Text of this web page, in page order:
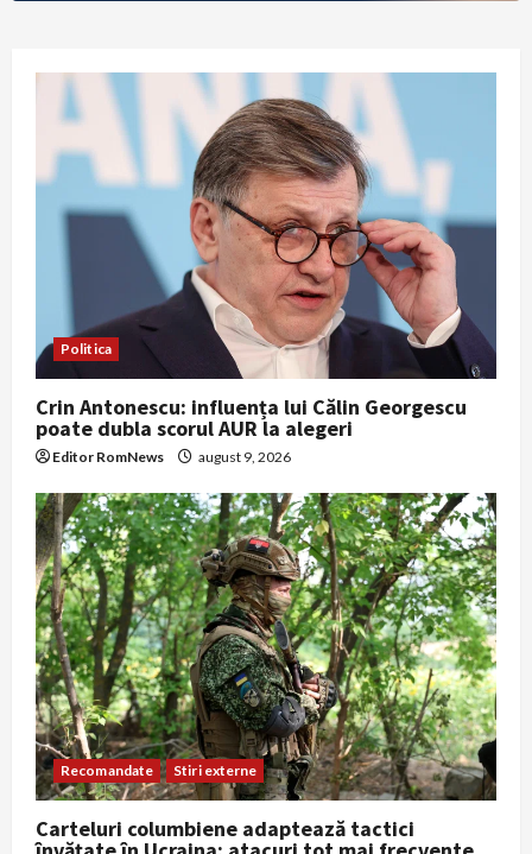
Politica
Crin Antonescu: influența lui Călin Georgescu
poate dubla scorul AUR la alegeri
Editor RomNews august 9, 2026
Recomandate Stiri externe
Carteluri columbiene adaptează tactici